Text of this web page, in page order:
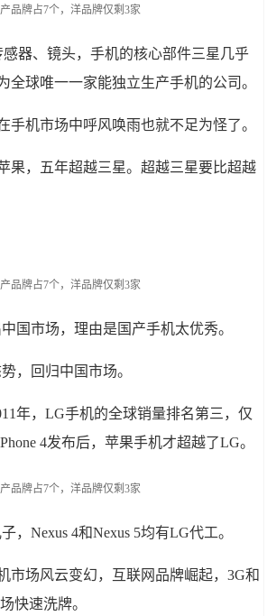
感器、镜头，手机的核心部件三星几乎
全球唯一一家能独立生产手机的公司。
手机市场中呼风唤雨也就不足为怪了。
果，五年超越三星。超越三星要比超越
国市场，理由是国产手机太优秀。
，回归中国市场。
年，LG手机的全球销量排名第三，仅
4发布后，苹果手机才超越了LG。
，Nexus 4和Nexus 5均有LG代工。
市场风云变幻，互联网品牌崛起，3G和
快速洗牌。